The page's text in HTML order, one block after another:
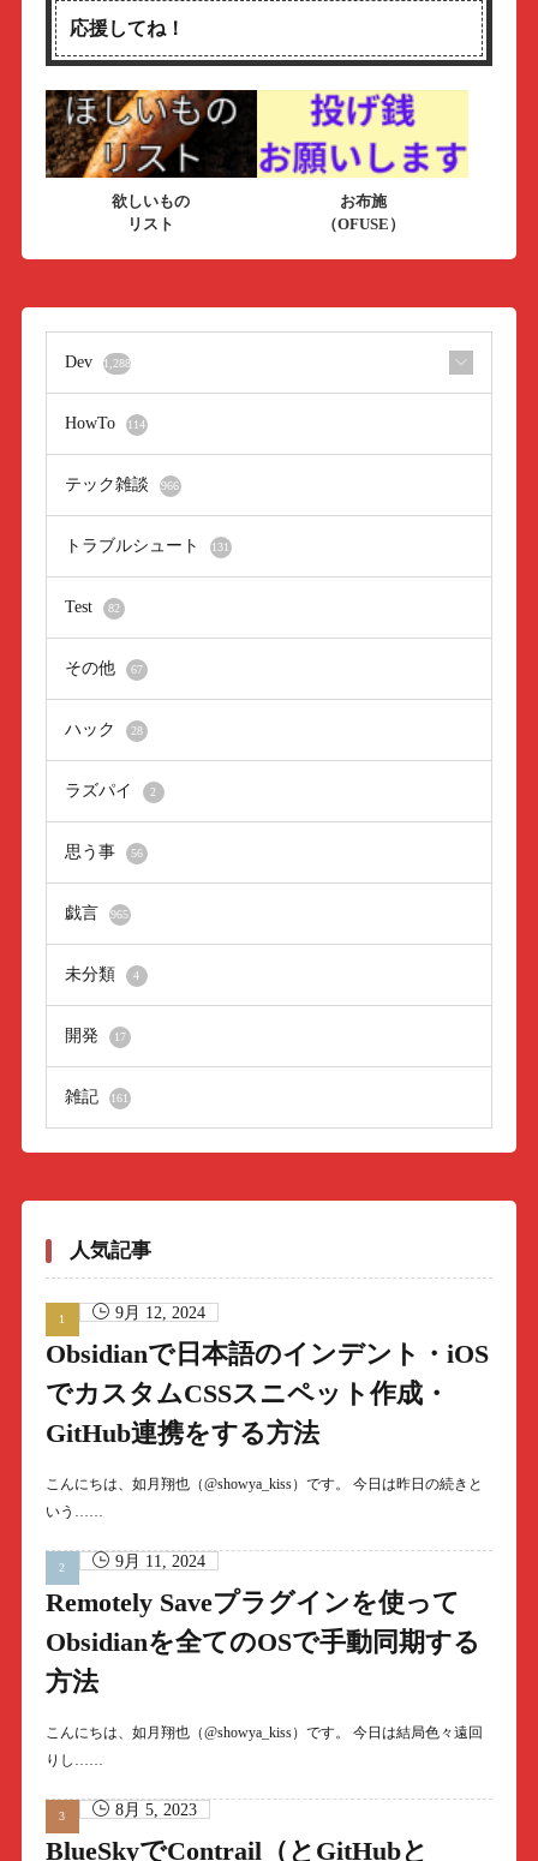
応援してね！
欲しいもの
リスト
お布施
（OFUSE）
Dev 1,288
HowTo 114
テック雑談 966
トラブルシュート 131
Test 82
その他 67
ハック 28
ラズパイ 2
思う事 56
戯言 965
未分類 4
開発 17
雑記 161
人気記事
9月 12, 2024
Obsidianで日本語のインデント・iOS
でカスタムCSSスニペット作成・
GitHub連携をする方法
こんにちは、如月翔也（@showya_kiss）です。 今日は昨日の続きと
いう……
9月 11, 2024
Remotely Saveプラグインを使って
Obsidianを全てのOSで手動同期する
方法
こんにちは、如月翔也（@showya_kiss）です。 今日は結局色々遠回
りし……
8月 5, 2023
BlueSkyでContrail（とGitHubと